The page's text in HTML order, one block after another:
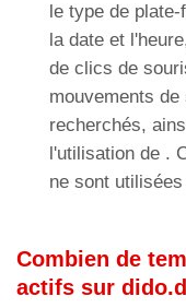
le type de
la date et
de clics de
mouvements
recherchés,
l'utilisation de .
ne sont
Combien de
actifs sur